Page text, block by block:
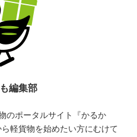
編集部
のポータルサイト『かるか
軽貨物を始めたい方にむけて